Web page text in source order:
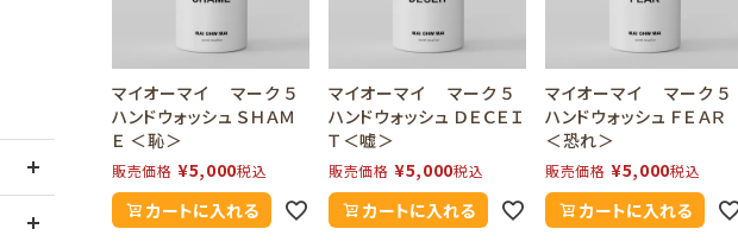
マイオーマイ マーク ５
ハンドウォッシュ ＳＨＡＭ
Ｅ ＜恥＞
販売価格 ¥5,000税込
カートに入れる
マイオーマイ マーク ５
ハンドウォッシュ ＤＥＣＥＩ
Ｔ＜嘘＞
販売価格 ¥5,000税込
カートに入れる
マイオーマイ マーク ５
ハンドウォッシュ ＦＥＡＲ
＜恐れ＞
販売価格 ¥5,000税込
カートに入れる